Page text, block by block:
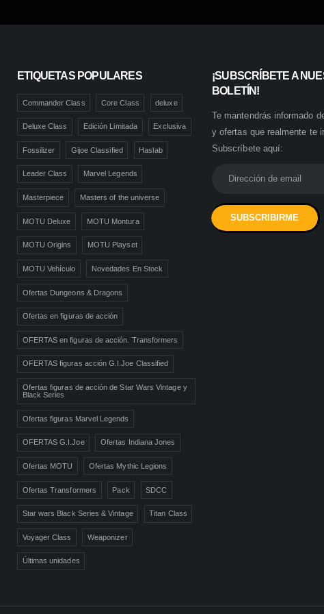
ETIQUETAS POPULARES
Commander Class Core Class deluxe
Deluxe Class Edición Limitada Exclusiva
Fossilizer Gijoe Classified Haslab
Leader Class Marvel Legends
Masterpiece Masters of the universe
MOTU Deluxe MOTU Montura
MOTU Origins MOTU Playset
MOTU Vehículo Novedades En Stock
Ofertas Dungeons & Dragons
Ofertas en figuras de acción
OFERTAS en figuras de acción. Transformers
OFERTAS figuras acción G.I.Joe Classified
Ofertas figuras de acción de Star Wars Vintage y
Black Series
Ofertas figuras Marvel Legends
OFERTAS G.I.Joe Ofertas Indiana Jones
Ofertas MOTU Ofertas Mythic Legions
Ofertas Transformers Pack SDCC
Star wars Black Series & Vintage Titan Class
Voyager Class Weaponizer
Últimas unidades
¡SUBSCRÍBETE A
BOLETÍN!
Te mantendrás informado
y ofertas que realmente te
Subscríbete aquí: